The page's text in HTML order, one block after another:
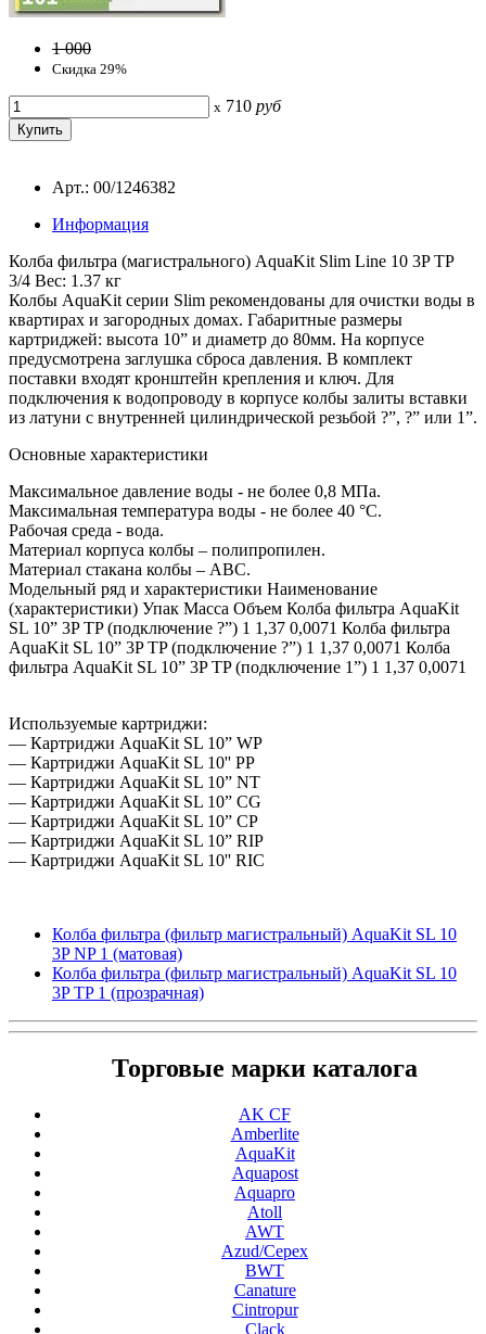
1 000
Скидка 29%
x 710 руб
Арт.: 00/1246382
Информация
Колба фильтра (магистрального) AquaKit Slim Line 10 3P TP
3/4 Вес: 1.37 кг
Колбы AquaKit серии Slim рекомендованы для очистки воды в
квартирах и загородных домах. Габаритные размеры
картриджей: высота 10” и диаметр до 80мм. На корпусе
предусмотрена заглушка сброса давления. В комплект
поставки входят кронштейн крепления и ключ. Для
подключения к водопроводу в корпусе колбы залиты вставки
из латуни с внутренней цилиндрической резьбой ?”, ?” или 1”.
Основные характеристики
Максимальное давление воды - не более 0,8 МПа.
Максимальная температура воды - не более 40 °С.
Рабочая среда - вода.
Материал корпуса колбы – полипропилен.
Материал стакана колбы – АВС.
Модельный ряд и характеристики Наименование
(характеристики) Упак Масса Объем Колба фильтра AquaKit
SL 10” 3P TP (подключение ?”) 1 1,37 0,0071 Колба фильтра
AquaKit SL 10” 3P TP (подключение ?”) 1 1,37 0,0071 Колба
фильтра AquaKit SL 10” 3P TP (подключение 1”) 1 1,37 0,0071
Используемые картриджи:
— Картриджи AquaKit SL 10” WP
— Картриджи AquaKit SL 10'' PP
— Картриджи AquaKit SL 10” NT
— Картриджи AquaKit SL 10” CG
— Картриджи AquaKit SL 10” CP
— Картриджи AquaKit SL 10” RIP
— Картриджи AquaKit SL 10'' RIC
Колба фильтра (фильтр магистральный) AquaKit SL 10
3P NP 1 (матовая)
Колба фильтра (фильтр магистральный) AquaKit SL 10
3P ТP 1 (прозрачная)
Торговые марки каталога
AK CF
Amberlite
AquaKit
Aquapost
Aquapro
Atoll
AWT
Azud/Cepex
BWT
Canature
Cintropur
Clack